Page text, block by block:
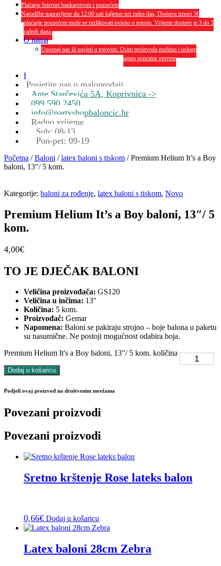
Plaćanje Internet bankarstvom i pouzećem
Narudžbe napravljene do 12:00 sati šaljemo isti radni dan, Dostava iznosi 5€
plaćanje pouzećem može se razlikovati ovisno o mjestu. Vrijeme dostave je 3 do 5
radnih dana.
O nama
Upoznaj nas ili posjeti u trgovini. Osim proizvoda nudimo i usluge
dekoriranja interijera i eksterija te najam popratne opreme
Kontakt
Posjetite nas u maloprodaji
Ante Starčevića 5A, Koprivnica ->
099 590 2450
info@partyshopbaloncic.hr
Radno vrijeme
Sub: 08-13
Pon-pet: 09-19
Početna /Baloni /latex baloni s tiskom / Premium Helium It’s a Boy
baloni, 13″/ 5 kom.
Kategorije: baloni za rođenje, latex baloni s tiskom, Novo
Premium Helium It’s a Boy baloni, 13″/ 5
kom.
4,00€
TO JE DJEČAK BALONI
Veličina proizvođača: GS120
Veličina u inčima: 13″
Količina: 5 kom.
Proizvođač: Gemar
Napomena: Baloni se pakiraju strojno – boje balona u paketu
su nasumične. Ne postoji mogućnost odabira boja.
Premium Helium It's a Boy baloni, 13"/ 5 kom. količina
Dodaj u košaricu
Podjeli ovaj proizvod na društvenim mrežama
Povezani proizvodi
Povezani proizvodi
Sretno krštenje Rose lateks balon
0,66€ Dodaj u košaricu
Latex baloni 28cm Zebra